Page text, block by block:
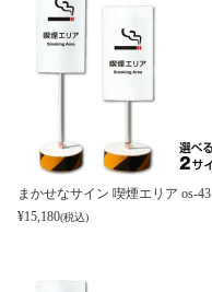
まかせなサイン 喫煙エリア os-43
¥15,180(税込)